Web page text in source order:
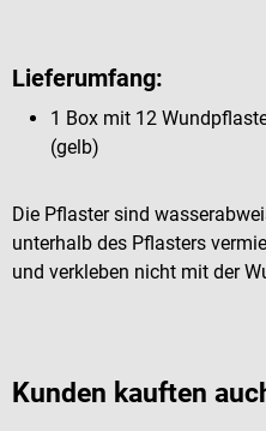
Lieferumfang:
1 Box mit 12
(gelb)
Die Pflaster sind
unterhalb des Pflasters
und verkleben nicht mit der
Kunden kauften